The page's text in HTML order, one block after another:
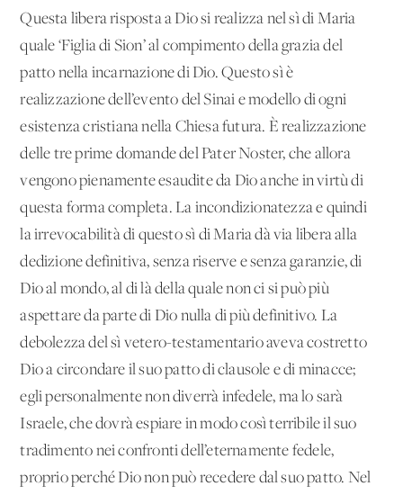
Questa libera risposta a Dio si realizza nel sì di Maria
quale ‘Figlia di Sion’ al compimento della grazia del
patto nella incarnazione di Dio. Questo sì è
realizzazione dell’evento del Sinai e modello di ogni
esistenza cristiana nella Chiesa futura. È realizzazione
delle tre prime domande del Pater Noster, che allora
vengono pienamente esaudite da Dio anche in virtù di
questa forma completa. La incondizionatezza e quindi
la irrevocabilità di questo sì di Maria dà via libera alla
dedizione definitiva, senza riserve e senza garanzie, di
Dio al mondo, al di là della quale non ci si può più
aspettare da parte di Dio nulla di più definitivo. La
debolezza del sì vetero-testamentario aveva costretto
Dio a circondare il suo patto di clausole e di minacce;
egli personalmente non diverrà infedele, ma lo sarà
Israele, che dovrà espiare in modo così terribile il suo
tradimento nei confronti dell’eternamente fedele,
proprio perché Dio non può recedere dal suo patto. Nel